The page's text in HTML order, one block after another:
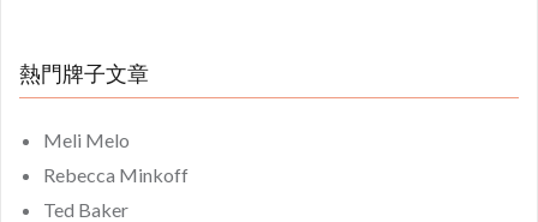
熱門牌子文章
Meli Melo
Rebecca Minkoff
Ted Baker